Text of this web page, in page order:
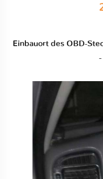
Einbauort des OBD-
-